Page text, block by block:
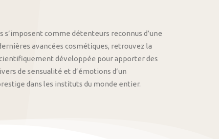
s’imposent comme détenteurs reconnus d’une
avancées cosmétiques, retrouvez la
développée pour apporter des
de sensualité et d’émotions d’un
dans les instituts du monde entier.